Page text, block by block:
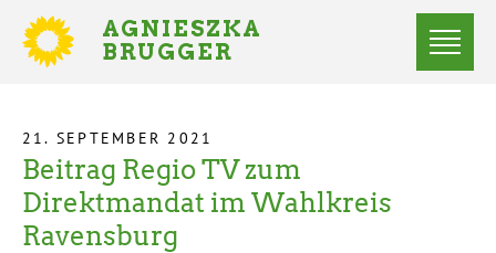
Direkt
zum
Inhalt
AGNIESZKA
BRUGGER
Pfadnavigation
Startseite
21. SEPTEMBER 2021
Beitrag Regio TV zum
Direktmandat im Wahlkreis
Ravensburg